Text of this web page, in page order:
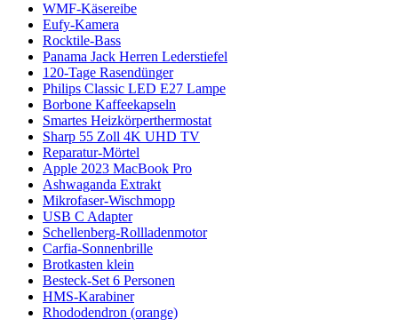
WMF-Käsereibe
Eufy-Kamera
Rocktile-Bass
Panama Jack Herren Lederstiefel
120-Tage Rasendünger
Philips Classic LED E27 Lampe
Borbone Kaffeekapseln
Smartes Heizkörperthermostat
Sharp 55 Zoll 4K UHD TV
Reparatur-Mörtel
Apple 2023 MacBook Pro
Ashwaganda Extrakt
Mikrofaser-Wischmopp
USB C Adapter
Schellenberg-Rollladenmotor
Carfia-Sonnenbrille
Brotkasten klein
Besteck-Set 6 Personen
HMS-Karabiner
Rhododendron (orange)